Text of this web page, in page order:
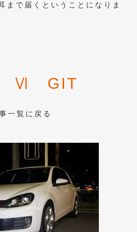
まで届くということになりま
Ⅵ GIT
一覧に戻る